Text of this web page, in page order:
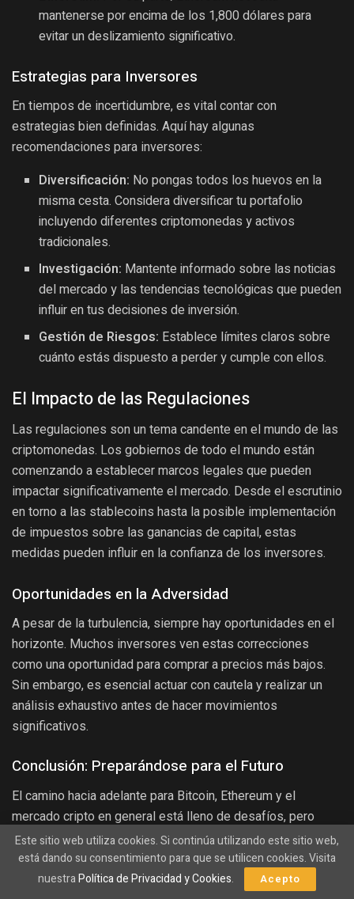
mantenerse por encima de los 1,800 dólares para
evitar un deslizamiento significativo.
Estrategias para Inversores
En tiempos de incertidumbre, es vital contar con
estrategias bien definidas. Aquí hay algunas
recomendaciones para inversores:
Diversificación: No pongas todos los huevos en la
misma cesta. Considera diversificar tu portafolio
incluyendo diferentes criptomonedas y activos
tradicionales.
Investigación: Mantente informado sobre las noticias
del mercado y las tendencias tecnológicas que pueden
influir en tus decisiones de inversión.
Gestión de Riesgos: Establece límites claros sobre
cuánto estás dispuesto a perder y cumple con ellos.
El Impacto de las Regulaciones
Las regulaciones son un tema candente en el mundo de las
criptomonedas. Los gobiernos de todo el mundo están
comenzando a establecer marcos legales que pueden
impactar significativamente el mercado. Desde el escrutinio
en torno a las stablecoins hasta la posible implementación
de impuestos sobre las ganancias de capital, estas
medidas pueden influir en la confianza de los inversores.
Oportunidades en la Adversidad
A pesar de la turbulencia, siempre hay oportunidades en el
horizonte. Muchos inversores ven estas correcciones
como una oportunidad para comprar a precios más bajos.
Sin embargo, es esencial actuar con cautela y realizar un
análisis exhaustivo antes de hacer movimientos
significativos.
Conclusión: Preparándose para el Futuro
El camino hacia adelante para Bitcoin, Ethereum y el
mercado cripto en general está lleno de desafíos, pero
también de oportunidades. La clave está en mantenerse
informado, ser proactivo y adaptar tus estrategias a las
condiciones cambiantes del mercado. Con paciencia y un
Este sitio web utiliza cookies. Si continúa utilizando este sitio web,
está dando su consentimiento para que se utilicen cookies. Visita
nuestraPolítica de Privacidad y Cookies. Acepto